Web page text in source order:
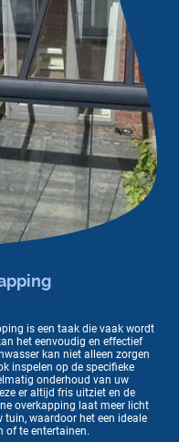
is een taak die vaak wordt
het eenvoudig en effectief
kan niet alleen zorgen
inspelen op de specifieke
onderhoud van uw
er altijd fris uitziet en de
overkapping laat meer licht
tuin, waardoor het een ideale
of te entertainen.